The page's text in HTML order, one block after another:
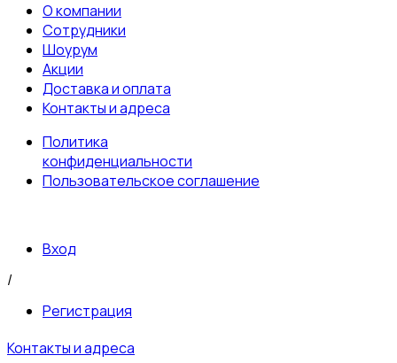
О компании
Сотрудники
Шоурум
Акции
Доставка и оплата
Контакты и адреса
Политика
конфиденциальности
Пользовательское соглашение
Вход
/
Регистрация
Контакты и адреса